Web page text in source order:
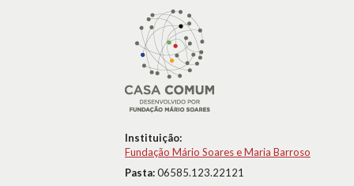
Instituição:
Fundação Mário Soares e Maria Barroso
Pasta:06585.123.22121